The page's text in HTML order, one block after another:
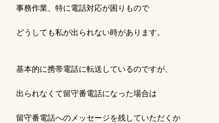
事務作業、特に電話対応が困りもので
どうしても私が出られない時があります。
基本的に携帯電話に転送しているのですが、
出られなくて留守番電話になった場合は
留守番電話へのメッセージを残していただくか